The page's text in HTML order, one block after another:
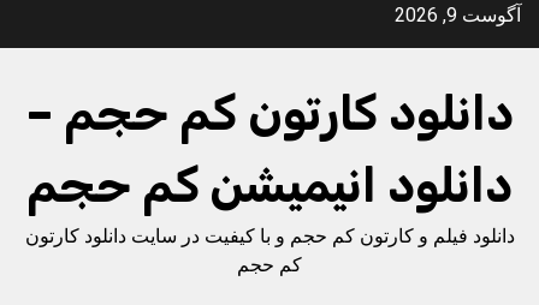
Skipآگوست 9, 2026
دانلود کارتون کم حجم –
دانلود انیمیشن کم حجم
دانلود فیلم و کارتون کم حجم و با کیفیت در سایت دانلود کارتون
کم حجم